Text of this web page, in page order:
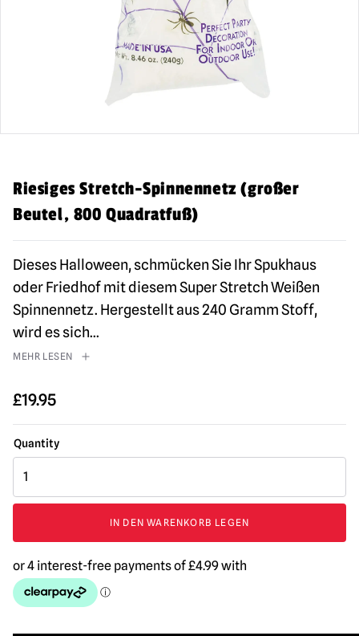
Riesiges Stretch-Spinnennetz (großer
Beutel, 800 Quadratfuß)
Dieses Halloween, schmücken Sie Ihr Spukhaus
oder Friedhof mit diesem Super Stretch Weißen
Spinnennetz. Hergestellt aus 240 Gramm Stoff,
wird es sich...
MEHR LESEN
£19.95
Riesige
Dekoration
m²)
Menge
IN DEN WARENKORB LEGEN